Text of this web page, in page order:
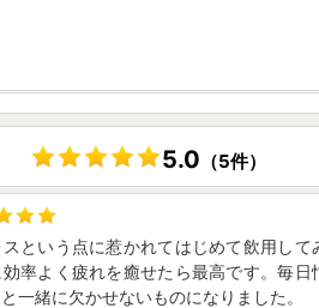
5.0 （5件）
という点に惹かれてはじめて飲用して
率よく疲れを癒せたら最高です。毎日
一緒に欠かせないものになりました。